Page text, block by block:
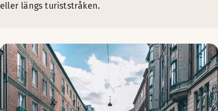
eller längs turiststråken.